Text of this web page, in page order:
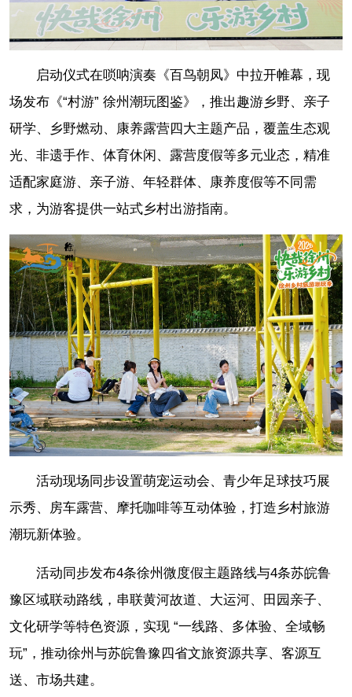
启动仪式在唢呐演奏《百鸟朝凤》中拉开帷幕，现
场发布《“村游” 徐州潮玩图鉴》，推出趣游乡野、亲子
研学、乡野燃动、康养露营四大主题产品，覆盖生态观
光、非遗手作、体育休闲、露营度假等多元业态，精准
适配家庭游、亲子游、年轻群体、康养度假等不同需
求，为游客提供一站式乡村出游指南。
活动现场同步设置萌宠运动会、青少年足球技巧展
示秀、房车露营、摩托咖啡等互动体验，打造乡村旅游
潮玩新体验。
活动同步发布4条徐州微度假主题路线与4条苏皖鲁
豫区域联动路线，串联黄河故道、大运河、田园亲子、
文化研学等特色资源，实现 “一线路、多体验、全域畅
玩”，推动徐州与苏皖鲁豫四省文旅资源共享、客源互
送、市场共建。